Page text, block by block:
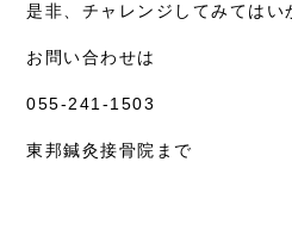
是非、チャレンジしてみてはい
お問い合わせは
055-241-1503
東邦鍼灸接骨院まで